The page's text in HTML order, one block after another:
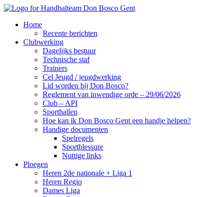
Home
Recente berichten
Clubwerking
Dagelijks bestuur
Technische staf
Trainers
Cel Jeugd / jeugdwerking
Lid worden bij Don Bosco?
Reglement van inwendige orde – 29/06/2026
Club – API
Sporthallen
Hoe kan ik Don Bosco Gent een handje helpen?
Handige documenten
Spelregels
Sportblessure
Nuttige links
Ploegen
Heren 2de nationale + Liga 1
Heren Regio
Dames Liga